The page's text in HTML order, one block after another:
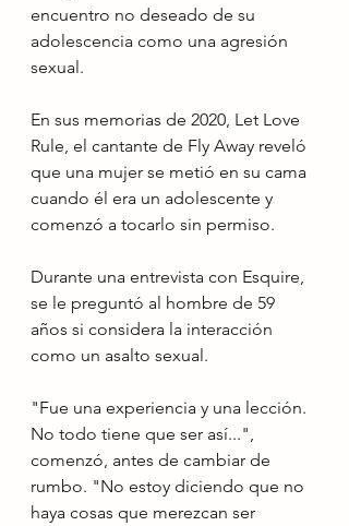
encuentro no deseado de su
adolescencia como una agresión
sexual.
En sus memorias de 2020, Let Love
Rule, el cantante de Fly Away reveló
que una mujer se metió en su cama
cuando él era un adolescente y
comenzó a tocarlo sin permiso.
Durante una entrevista con Esquire,
se le preguntó al hombre de 59
años si considera la interacción
como un asalto sexual.
"Fue una experiencia y una lección.
No todo tiene que ser así...",
comenzó, antes de cambiar de
rumbo. "No estoy diciendo que no
haya cosas que merezcan ser